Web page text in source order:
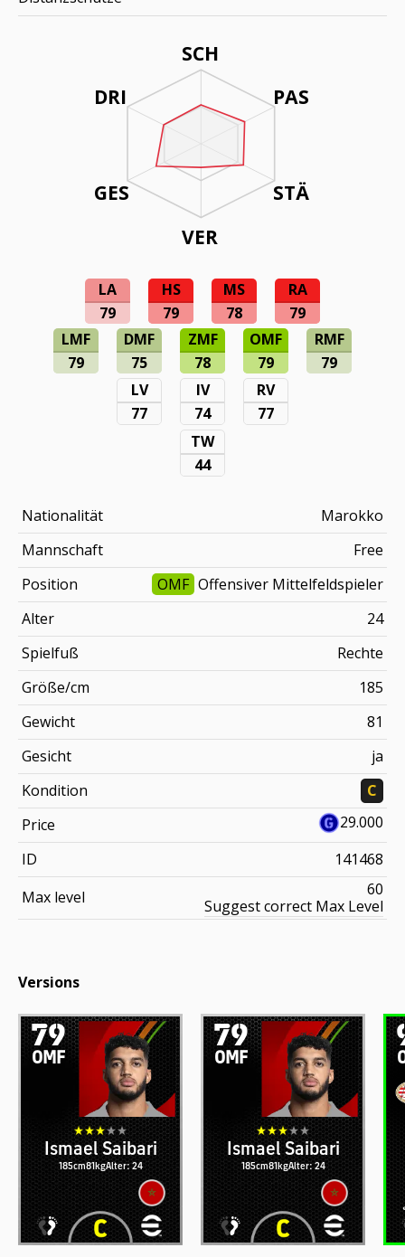
SCH
PAS
STÄ
VER
DRI
GES
LA
79
HS
79
MS
78
RA
79
LMF
79
DMF
75
ZMF
78
OMF
79
RMF
79
LV
77
IV
74
RV
77
TW
44
Nationalität
Marokko
Mannschaft
Free
Position
OMF Offensiver Mittelfeldspieler
Alter
24
Spielfuß
Rechte
Größe/cm
185
Gewicht
81
Gesicht
ja
Kondition
C
Price
29.000
ID
141468
Max level
60
Suggest correct Max Level
Versions
79
OMF
Ismael Saibari
185cm81kgAlter: 24
79
OMF
Ismael Saibari
185cm81kgAlter: 24